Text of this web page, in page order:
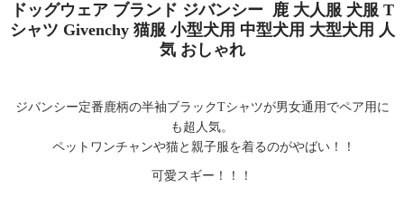
ドッグウェア ブランド ジバンシー 鹿 大人服 犬服 T
シャツ Givenchy 猫服 小型犬用 中型犬用 大型犬用 人
気 おしゃれ
ジバンシー定番鹿柄の半袖ブラックTシャツが男女通用でペア用に
も超人気。
ペットワンチャンや猫と親子服を着るのがやばい！！
可愛スギー！！！